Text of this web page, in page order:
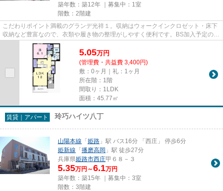
築年数：築12年 ｜募集中： 1室
階数：2階建
こだわりポイント満載のグランデ光祥１。収納はウォークインクロゼット・床下
収納など豊富なので、衣類や履き物の整理がしやすく便利です。BS加入予定の方
には、是非このBS対応物件で...
5.05万円
(管理費・共益費 3,400円)
敷：0ヶ月｜礼：1ヶ月
所在階：1階
間取り：1LDK
面積：45.77㎡
賃貸｜アパート 玲巧ハイツ八丁
山陽本線 「姫路 」駅 バス16分 「西庄」 停歩6分
姫新線 「播磨高岡 」駅 徒歩27分
兵庫県姫路市西庄甲６８－３
5.35万円～6.1万円
築年数：築15年 ｜募集中： 3室
階数：3階建